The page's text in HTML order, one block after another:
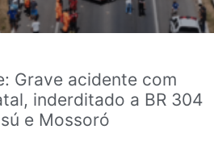
Grave acidente com
inderditado a BR 304
e Mossoró